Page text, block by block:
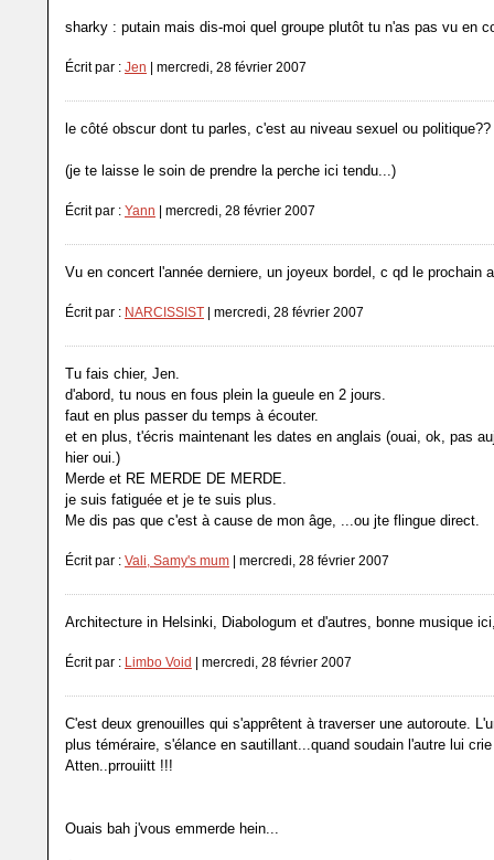
sharky : putain mais dis-moi quel groupe plutôt tu n'as pas vu en
Écrit par : Jen | mercredi, 28 février 2007
le côté obscur dont tu parles, c'est au niveau sexuel ou politique??
(je te laisse le soin de prendre la perche ici tendu...)
Écrit par : Yann | mercredi, 28 février 2007
Vu en concert l'année derniere, un joyeux bordel, c qd le prochain
Écrit par : NARCISSIST | mercredi, 28 février 2007
Tu fais chier, Jen.
d'abord, tu nous en fous plein la gueule en 2 jours.
faut en plus passer du temps à écouter.
et en plus, t'écris maintenant les dates en anglais (ouai, ok, pas
hier oui.)
Merde et RE MERDE DE MERDE.
je suis fatiguée et je te suis plus.
Me dis pas que c'est à cause de mon âge, ...ou jte flingue direct.
Écrit par : Vali, Samy's mum | mercredi, 28 février 2007
Architecture in Helsinki, Diabologum et d'autres, bonne musique
Écrit par : Limbo Void | mercredi, 28 février 2007
C'est deux grenouilles qui s'apprêtent à traverser une autoroute.
plus téméraire, s'élance en sautillant...quand soudain l'autre lui
Atten..prrouiitt !!!
Ouais bah j'vous emmerde hein...